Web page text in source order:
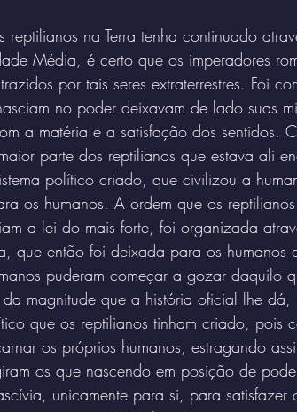
reptilianos na Terra tenha continuado
Média, é certo que os imperadores
por tais seres extraterrestres. Foi
no poder deixavam de lado suas
a matéria e a satisfação dos sentidos.
parte dos reptilianos que estava ali
político criado, que civilizou a
os humanos. A ordem que os
a lei do mais forte, foi organizada
que então foi deixada para os humanos
puderam começar a gozar daquilo
magnitude que a história oficial lhe dá,
que os reptilianos tinham criado, pois
os próprios humanos, estragando
os que nascendo em posição de
unicamente para si, para satisfazer